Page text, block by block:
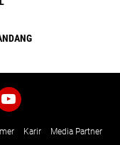
Karir
Media Partner